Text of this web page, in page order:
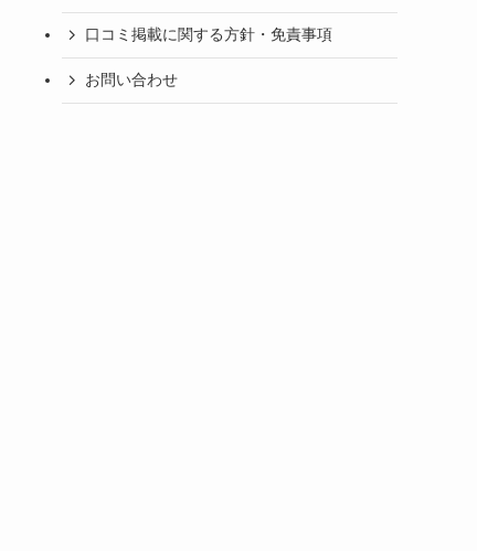
口コミ掲載に関する方針・免責事項
お問い合わせ